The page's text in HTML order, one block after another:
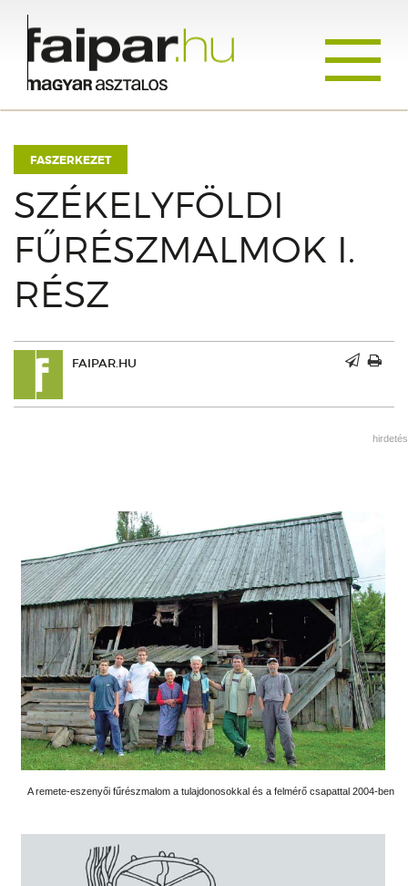
FASZERKEZET
SZÉKELYFÖLDI
FŰRÉSZMALMOK I.
RÉSZ
FAIPAR.HU
hirdetés
A remete-eszenyői fűrészmalom a tulajdonosokkal és a felmérő csapattal 2004-ben